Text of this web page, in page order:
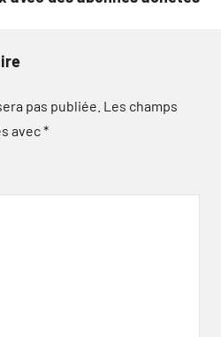
pas publiée. Les champs
avec*